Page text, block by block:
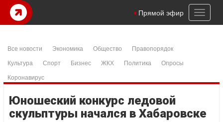
Toggle
Прямой эфир
Все новости Экономика Общество
Правопорядок
Культура
Спорт Бизнес ЖКХ Политика
Опросы
Коронавирус
Юношеский конкурс ледовой
скульптуры начался в Хабаровске